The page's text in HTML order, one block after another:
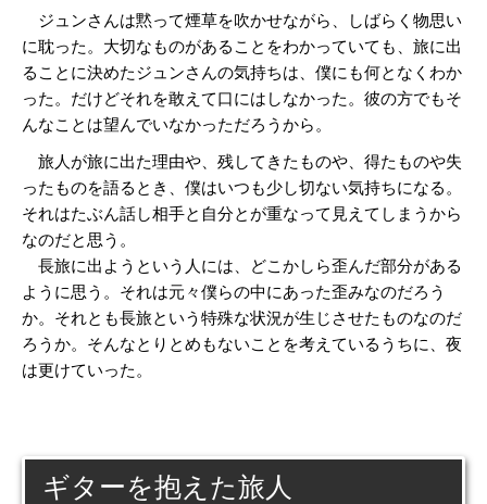
ジュンさんは黙って煙草を吹かせながら、しばらく物思い
に耽った。大切なものがあることをわかっていても、旅に出
ることに決めたジュンさんの気持ちは、僕にも何となくわか
った。だけどそれを敢えて口にはしなかった。彼の方でもそ
んなことは望んでいなかっただろうから。
旅人が旅に出た理由や、残してきたものや、得たものや失
ったものを語るとき、僕はいつも少し切ない気持ちになる。
それはたぶん話し相手と自分とが重なって見えてしまうから
なのだと思う。
長旅に出ようという人には、どこかしら歪んだ部分がある
ように思う。それは元々僕らの中にあった歪みなのだろう
か。それとも長旅という特殊な状況が生じさせたものなのだ
ろうか。そんなとりとめもないことを考えているうちに、夜
は更けていった。
ギターを抱えた旅人